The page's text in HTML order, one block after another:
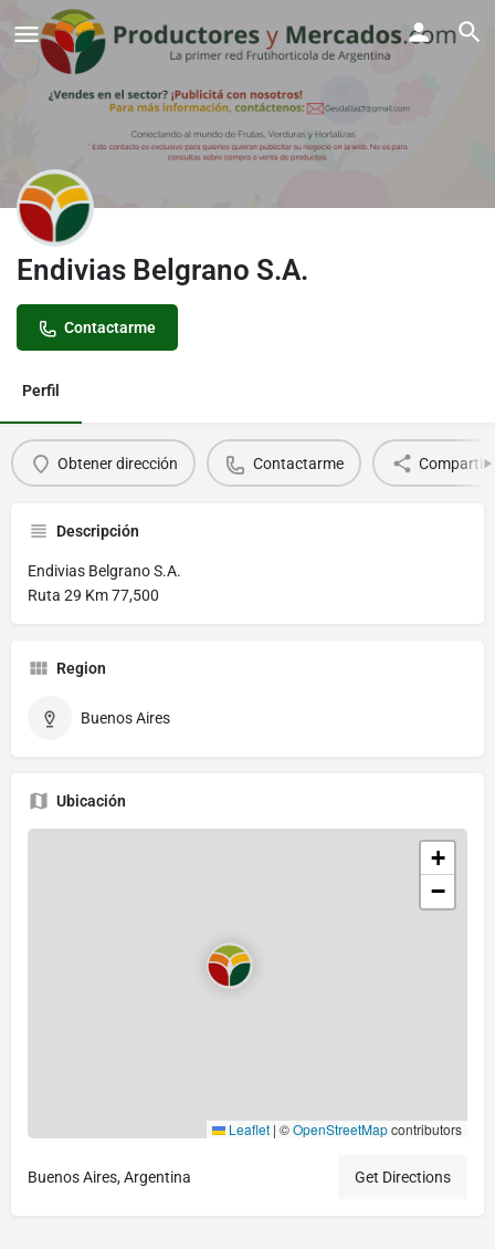
Endivias Belgrano S.A.
Contactarme
Perfil
Obtener dirección Contactarme Compartir
Descripción
Endivias Belgrano S.A.
Ruta 29 Km 77,500
Region
Buenos Aires
Ubicación
+
−
Leaflet | ©OpenStreetMapcontributors
Buenos Aires, Argentina Get Directions